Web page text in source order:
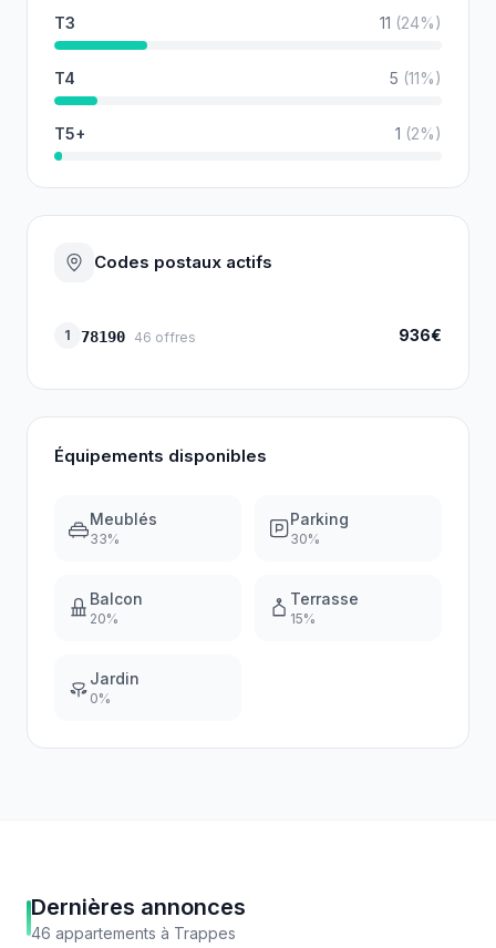
T3 11 (24%)
T4 5 (11%)
T5+ 1 (2%)
Codes postaux actifs
1 78190 46 offres 936€
Équipements disponibles
Meublés
33%
Parking
30%
Balcon
20%
Terrasse
15%
Jardin
0%
Dernières annonces
46 appartements à Trappes